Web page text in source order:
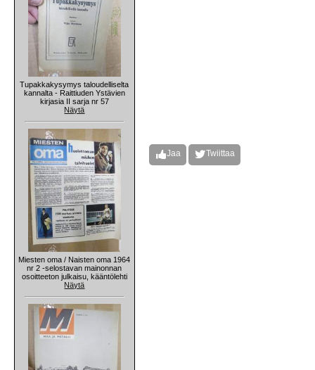
Tupakkakysymys taloudelliselta
kannalta - Raittiuden Ystävien
kirjasia II sarja nr 57
Näytä
Miesten oma / Naisten oma 1964
nr 2 -selostavan mainonnan
osoitteeton julkaisu, kääntölehti
Näytä
Jaa Twiittaa